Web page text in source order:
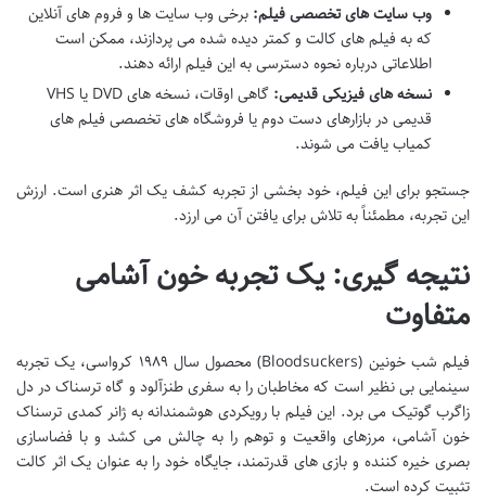
وب سایت های تخصصی فیلم: برخی وب سایت ها و فروم های آنلاین
که به فیلم های کالت و کمتر دیده شده می پردازند، ممکن است
اطلاعاتی درباره نحوه دسترسی به این فیلم ارائه دهند.
نسخه های فیزیکی قدیمی:
گاهی اوقات، نسخه های DVD یا VHS
قدیمی در بازارهای دست دوم یا فروشگاه های تخصصی فیلم های
کمیاب یافت می شوند.
جستجو برای این فیلم، خود بخشی از تجربه کشف یک اثر هنری است. ارزش
این تجربه، مطمئناً به تلاش برای یافتن آن می ارزد.
نتیجه گیری: یک تجربه خون آشامی
متفاوت
فیلم شب خونین (Bloodsuckers) محصول سال ۱۹۸۹ کرواسی، یک تجربه
سینمایی بی نظیر است که مخاطبان را به سفری طنزآلود و گاه ترسناک در دل
زاگرب گوتیک می برد. این فیلم با رویکردی هوشمندانه به ژانر کمدی ترسناک
خون آشامی، مرزهای واقعیت و توهم را به چالش می کشد و با فضاسازی
بصری خیره کننده و بازی های قدرتمند، جایگاه خود را به عنوان یک اثر کالت
تثبیت کرده است.